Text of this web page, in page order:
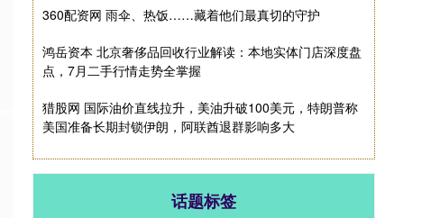
360配资网 雨伞、热饭……藏着他们最真切的守护
鸿岳资本 北京奢侈品回收行业解读：本地实体门店深度盘
点，7月二手行情走势全掌握
猎股网 国际油价直线拉升，美油升破100美元，特朗普称
美国准备长期封锁伊朗，阿联酋退群影响多大
话题标签